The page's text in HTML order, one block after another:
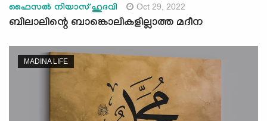
ഫൈസല്‍ നിയാസ് ഹുദവി Oct 29, 2022
ബിലാലിന്റെ ബാങ്കൊലികളില്ലാത്ത മദീന
MADINA LIFE